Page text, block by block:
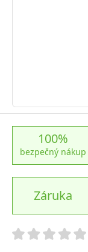
100%
bezpečný nákup
Záruka